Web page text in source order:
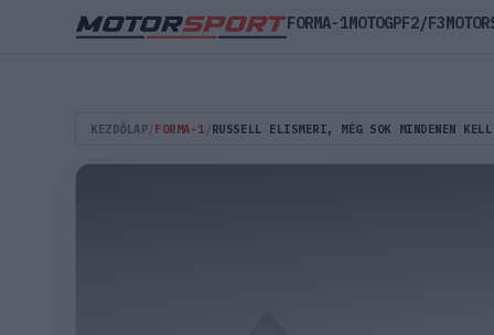
KEZDŐLAP FORMA-1 RUSSELL ELISMERI, MÉG SOK MINDENEN
FORMA-1MOTOGPF2/F3